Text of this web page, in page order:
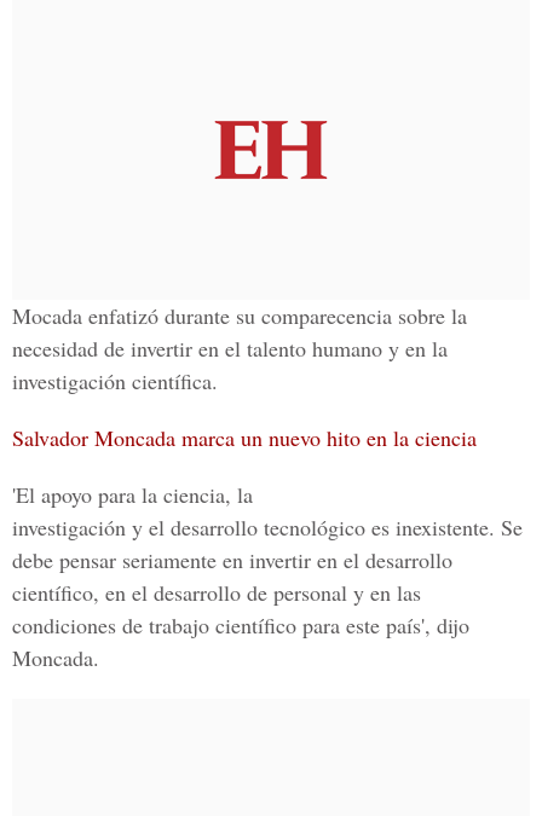
Mocada enfatizó durante su comparecencia sobre la
necesidad de invertir en el talento humano y en la
investigación científica.
Salvador Moncada marca un nuevo hito en la ciencia
'El apoyo para la ciencia, la
investigación y el desarrollo tecnológico es inexistente. Se
debe pensar seriamente en invertir en el desarrollo
científico, en el desarrollo de personal y en las
condiciones de trabajo científico para este país', dijo
Moncada.